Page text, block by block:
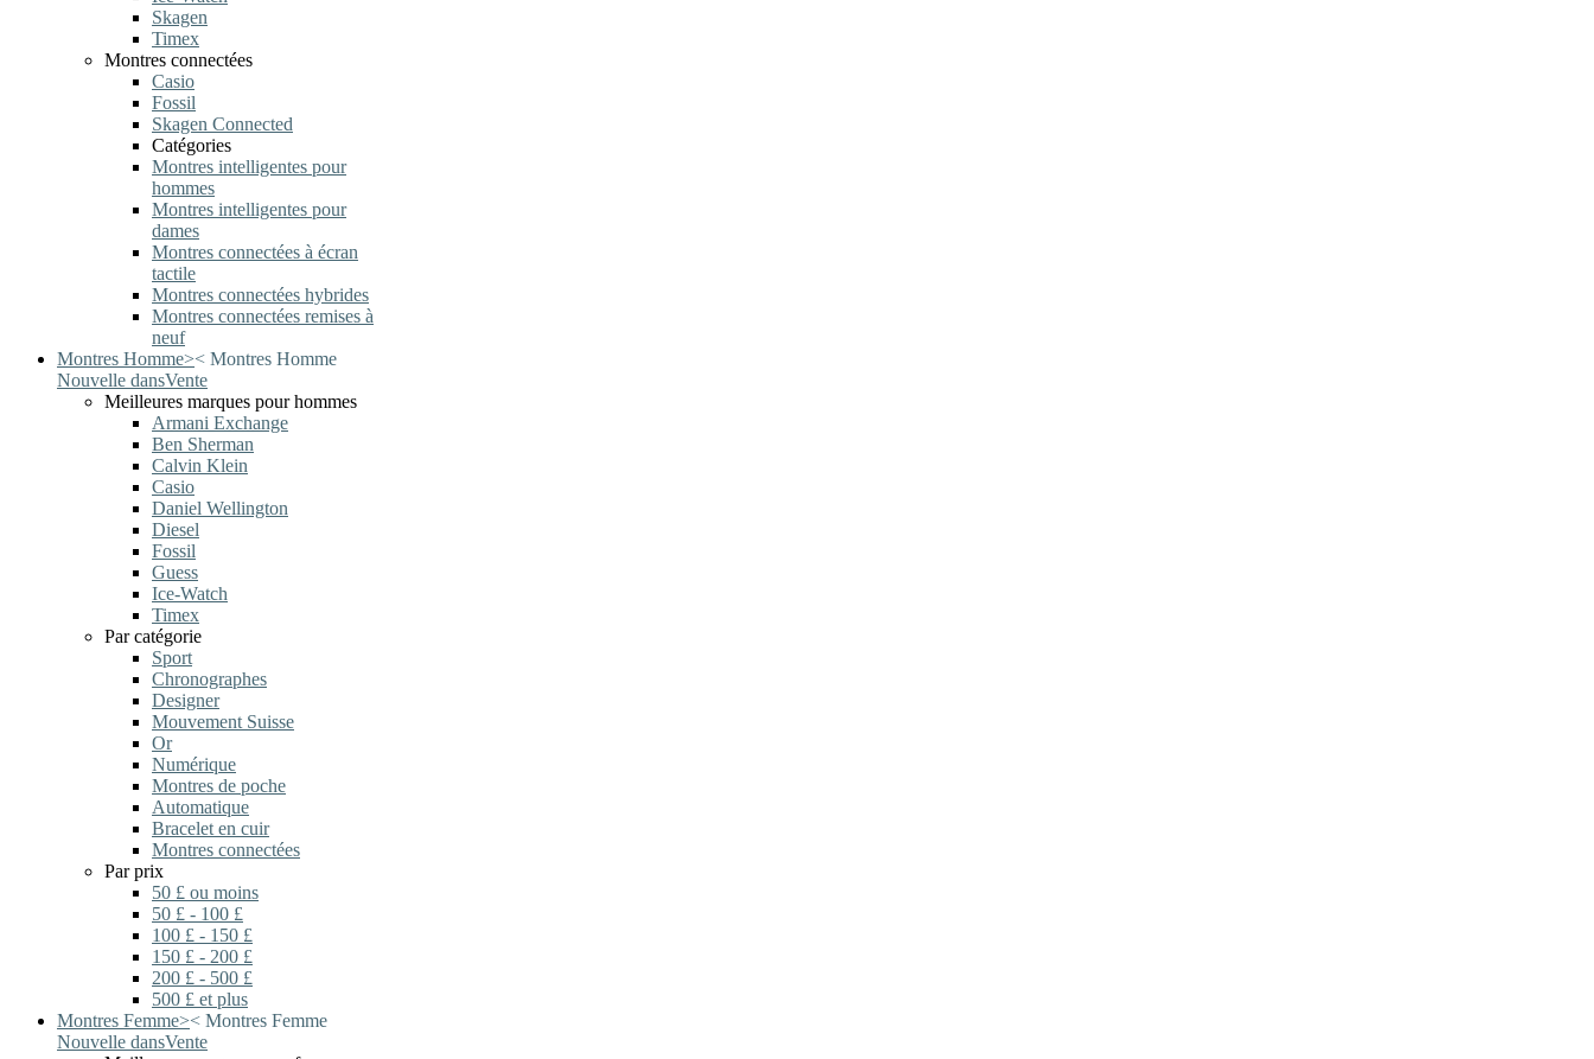
Skagen
Timex
Montres connectées
Casio
Fossil
Skagen Connected
Catégories
Montres intelligentes pour
hommes
Montres intelligentes pour
dames
Montres connectées à écran
tactile
Montres connectées hybrides
Montres connectées remises à
neuf
Montres Homme>< Montres Homme
Nouvelle dansVente
Meilleures marques pour hommes
Armani Exchange
Ben Sherman
Calvin Klein
Casio
Daniel Wellington
Diesel
Fossil
Guess
Ice-Watch
Timex
Par catégorie
Sport
Chronographes
Designer
Mouvement Suisse
Or
Numérique
Montres de poche
Automatique
Bracelet en cuir
Montres connectées
Par prix
50 £ ou moins
50 £ - 100 £
100 £ - 150 £
150 £ - 200 £
200 £ - 500 £
500 £ et plus
Montres Femme>< Montres Femme
Nouvelle dansVente